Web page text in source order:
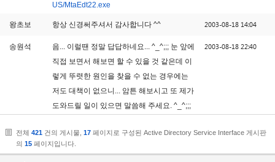
US/MtaEdt22.exe
왕초보 항상 신경써주셔서 감사합니다 ^^ 2003-08-18 14:04
송원석
음... 이럴땐 정말 답답하네요... ^_^;;; 눈 앞에
직접 보면서 해보면 할 수 있을 것 같은데 이
렇게 뚜렷한 원인을 찾을 수 없는 경우에는
저도 대책이 없으니... 암튼 해보시고 또 제가
도와드릴 일이 있으면 말씀해 주세요. ^_^;;;
2003-08-18 22:40
전체 421 건의 게시물, 17 페이지로 구성된 Active Directory Service Interface 게시판
의 15 페이지입니다.